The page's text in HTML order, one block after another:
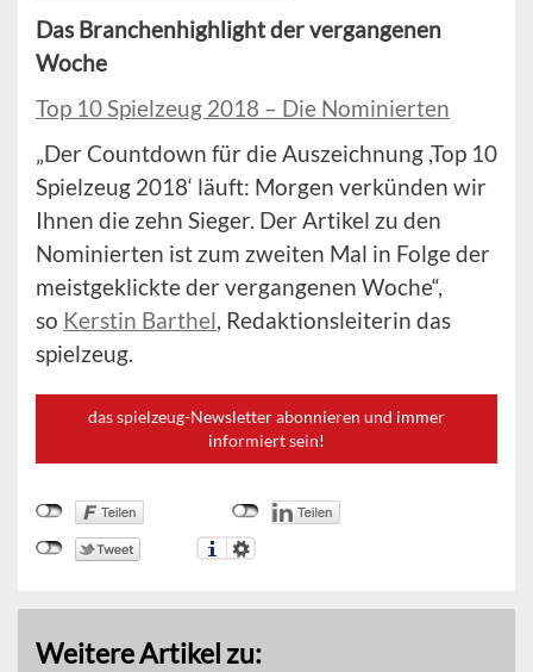
Das Branchenhighlight der vergangenen
Woche
Top 10 Spielzeug 2018 – Die Nominierten
„Der Countdown für die Auszeichnung ,Top 10
Spielzeug 2018‘ läuft: Morgen verkünden wir
Ihnen die zehn Sieger. Der Artikel zu den
Nominierten ist zum zweiten Mal in Folge der
meistgeklickte der vergangenen Woche“,
so Kerstin Barthel, Redaktionsleiterin das
spielzeug.
das spielzeug-Newsletter abonnieren und immer
informiert sein!
Weitere Artikel zu: